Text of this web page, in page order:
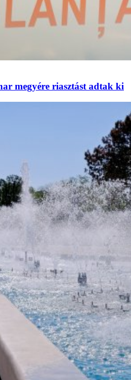
megyére riasztást adtak ki